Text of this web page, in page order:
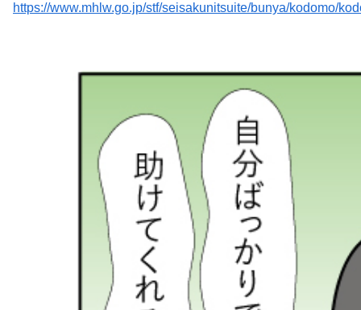
https://www.mhlw.go.jp/stf/seisakunitsuite/bunya/kodomo/